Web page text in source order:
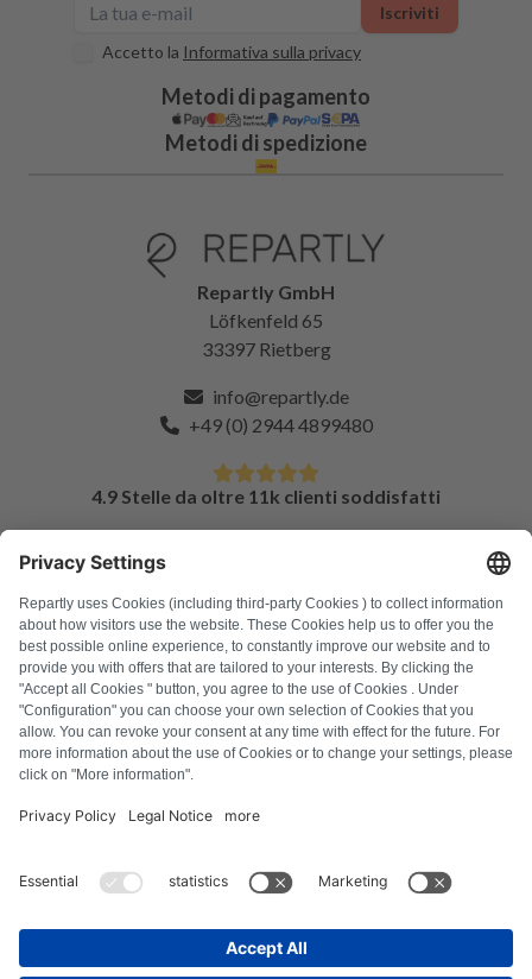
Accetto la Informativa sulla privacy
Iscriviti
Metodi di pagamento
Metodi di spedizione
Repartly GmbH
Löfkenfeld 65
33397 Rietberg
info@repartly.de
+49 (0) 2944 4899480
4.9 Stelle da oltre 11k clienti soddisfatti
DOMANDE FREQUENTI
Tutti i codici di errore
Chi siamo
Stampa
Informativa sui cookie
Recesso dal contratto